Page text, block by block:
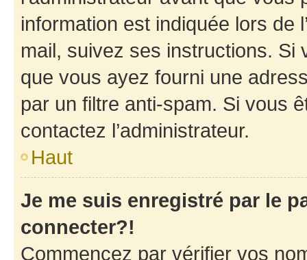
information est indiquée lors de
mail, suivez ses instructions. Si
que vous ayez fourni une
par un filtre anti-spam. Si vous
contactez l’administrateur.
Haut
Je me suis enregistré par le
connecter?!
Commencez par vérifier vos